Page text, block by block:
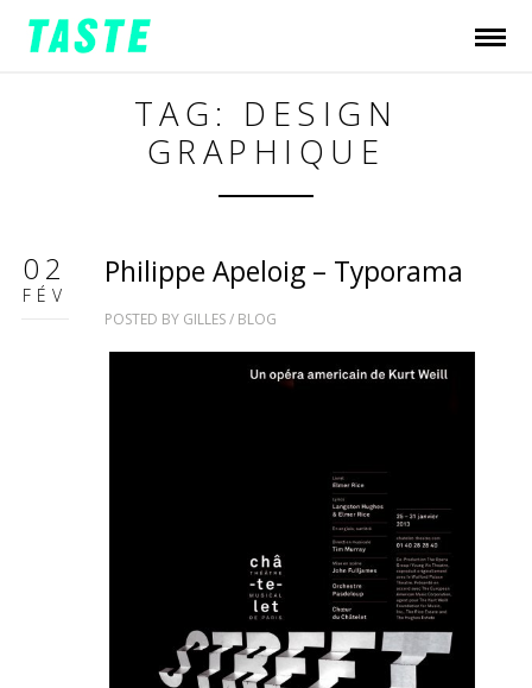
TAG: DESIGN
GRAPHIQUE
02
FÉV
Philippe Apeloig – Typorama
POSTED BY GILLES/ BLOG